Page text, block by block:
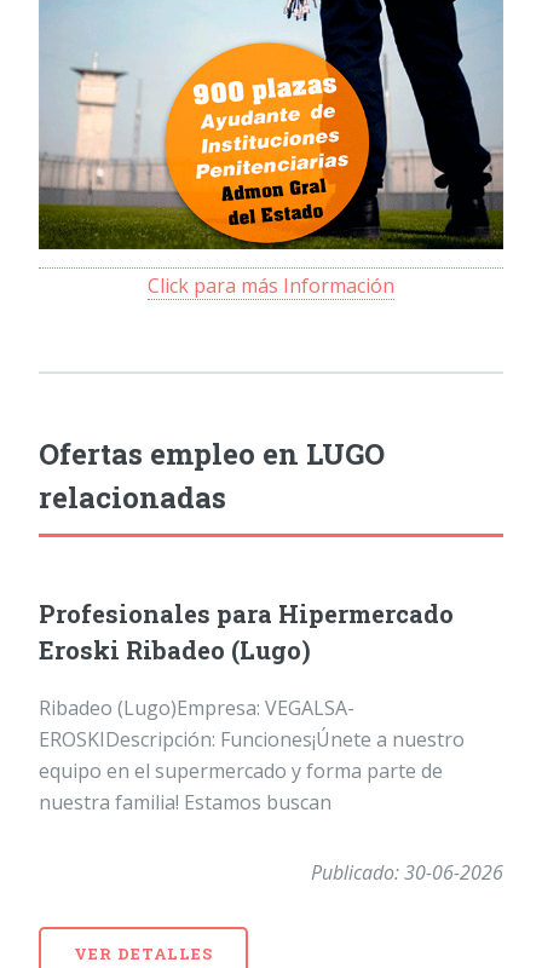
Click para más Información
Ofertas empleo en LUGO
relacionadas
Profesionales para Hipermercado
Eroski Ribadeo (Lugo)
Ribadeo (Lugo)Empresa: VEGALSA-
EROSKIDescripción: Funciones¡Únete a nuestro
equipo en el supermercado y forma parte de
nuestra familia! Estamos buscan
Publicado: 30-06-2026
VER DETALLES